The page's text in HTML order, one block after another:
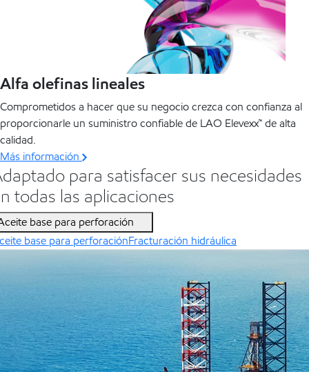
Alfa olefinas lineales
Comprometidos a hacer que su negocio crezca con confianza al
proporcionarle un suministro confiable de LAO Elevexx™ de alta
calidad.
Más información
para satisfacer sus necesidades
todas las aplicaciones
base para perforación
base para perforaciónFracturación hidráulica